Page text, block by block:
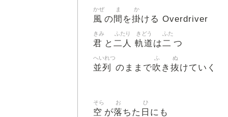
風
かぜ
の間
ま
を掛
か
ける Overdriver
君
きみ
と 二人
ふたり
軌道
きどう
は二
ふた
つ
並列
へいれつ
のままで吹
ふ
き 抜
ぬ
けていく
空
そら
が落
お
ちた 日
ひ
にも